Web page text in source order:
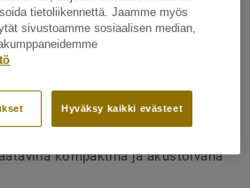
kompaktina ja akustoivana
tietoliikennettä. Jaamme myös
sivustoamme sosiaalisen median,
Hyväksy kaikki evästeet